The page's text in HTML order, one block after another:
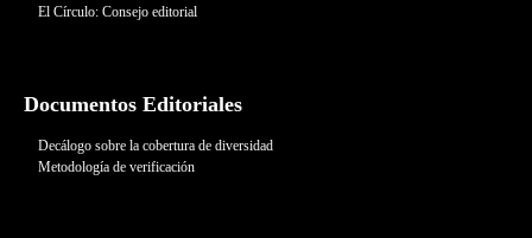
El Círculo: Consejo editorial
Documentos Editoriales
Decálogo sobre la cobertura de diversidad
Metodología de verificación